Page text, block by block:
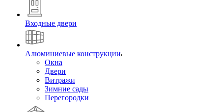
Входные двери
Алюминиевые конструкции
Окна
Двери
Витражи
Зимние сады
Перегородки